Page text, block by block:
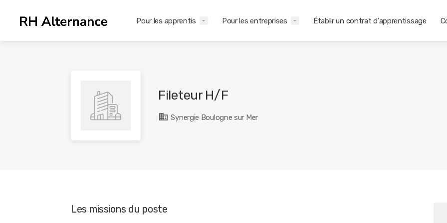
Pour les apprentis Pour les entreprises Établir un contrat d'apprentissage
Fileteur H/F
Synergie Boulogne sur Mer
Les missions du poste